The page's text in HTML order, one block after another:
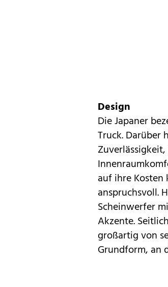
Design
Die Japaner
Truck. Darüber
auf ihre
anspruchsvoll.
Scheinwerfer
Akzente.
großartig von
Grundform, an